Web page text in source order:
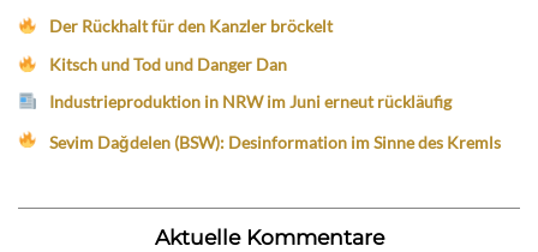
Der Rückhalt für den Kanzler bröckelt
Kitsch und Tod und Danger Dan
Industrieproduktion in NRW im Juni erneut rückläufig
Sevim Dağdelen (BSW): Desinformation im Sinne des Kremls
Aktuelle Kommentare